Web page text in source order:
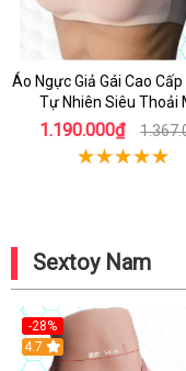
Áo Ngực Giả Gái Cao Cấp
Tự Nhiên Siêu Thoải
1.190.000₫
Sextoy Nam
-28%
4.7